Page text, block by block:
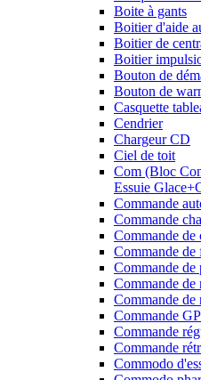
Boite à gants
Boitier d'aide
Boitier de
Boitier
Bouton de
Bouton de
Casquette
Cendrier
Chargeur CD
Ciel de toit
Com (Bloc
Essuie
Commande
Commande
Commande de
Commande de
Commande de
Commande de
Commande de
Commande
Commande
Commande
Commodo